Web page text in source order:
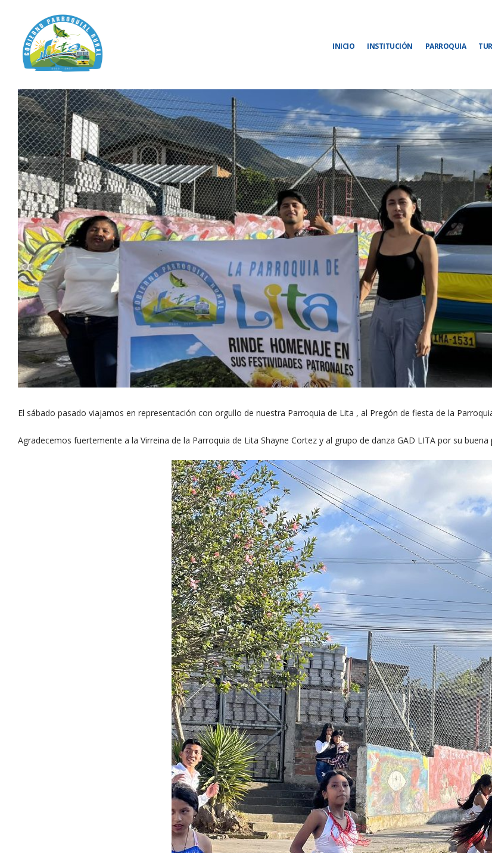
INICIO INSTITUCIÓN PARROQUIA
El sábado pasado viajamos en representación con orgullo de nuestra Parroquia de Lita , al Pregón de fiesta de la
Agradecemos fuertemente a la Virreina de la Parroquia de Lita Shayne Cortez y al grupo de danza GAD LITA por su